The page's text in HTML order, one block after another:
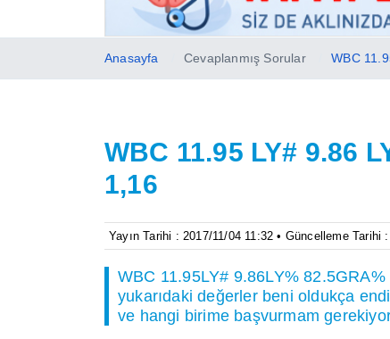
Anasayfa Cevaplanmış Sorular WBC
WBC 11.95 LY# 9.86
1,16
Yayın Tarihi : 2017/11/04 11:32 • Güncelleme Tarihi
WBC 11.95LY# 9.86LY%
yukarıdaki değerler beni oldukça
ve hangi birime başvurmam